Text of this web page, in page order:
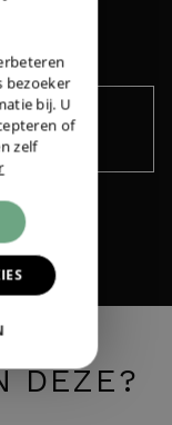
›
DEZE?
Black
GERMAN
bezoeker
bij. U
of
zelf